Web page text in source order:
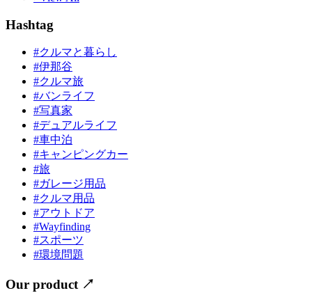
Hashtag
#クルマと暮らし
#伊那谷
#クルマ旅
#バンライフ
#写真家
#デュアルライフ
#車中泊
#キャンピングカー
#旅
#ガレージ用品
#クルマ用品
#アウトドア
#Wayfinding
#スポーツ
#環境問題
Our product ↗